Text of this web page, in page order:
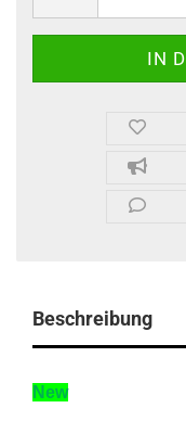
Beschreibung
New